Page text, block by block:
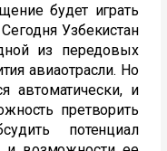
будет играть
Узбекистан
из передовых
авиаотрасли. Но
автоматически, и
претворить
потенциал